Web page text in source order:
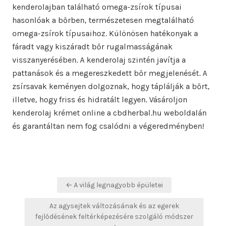
kenderolajban található omega-zsírok típusai
hasonlóak a bőrben, természetesen megtalálható
omega-zsírok típusaihoz. Különösen hatékonyak a
fáradt vagy kiszáradt bőr rugalmasságának
visszanyerésében. A kenderolaj szintén javítja a
pattanások és a megereszkedett bőr megjelenését. A
zsírsavak keményen dolgoznak, hogy táplálják a bőrt,
illetve, hogy friss és hidratált legyen. Vásároljon
kenderolaj krémet online a cbdherbal.hu weboldalán
és garantáltan nem fog csalódni a végeredményben!
Bejegyzés← A világ legnagyobb épületei
Az agysejtek változásának és az egerek
fejlődésének feltérképezésére szolgáló módszer